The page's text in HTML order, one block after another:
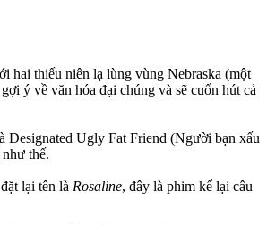
hai thiếu niên lạ lùng vùng Nebraska (một
ý về văn hóa đại chúng và sẽ cuốn hút cả
Designated Ugly Fat Friend (Người bạn xấu
thế.
lại tên là Rosaline, đây là phim kể lại câu